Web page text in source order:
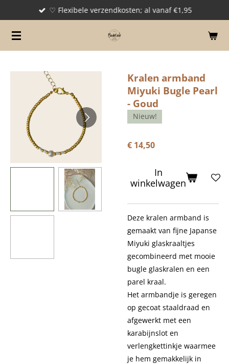
naar
de
♡ Flexibele verzendkosten; al vanaf €1,95
Kralen armband
Miyuki Bugle Pearl
- Goud
Nieuw!
€ 14,50
In
winkelwagen
Deze kralen armband is
gemaakt van fijne Japanse
Miyuki glaskraaltjes
gecombineerd met mooie
bugle glaskralen en een
parel kraal.
Het armbandje is geregen
op gecoat staaldraad en
afgewerkt met een
karabijnslot en
verlengkettinkje waarmee
je hem gemakkelijk in